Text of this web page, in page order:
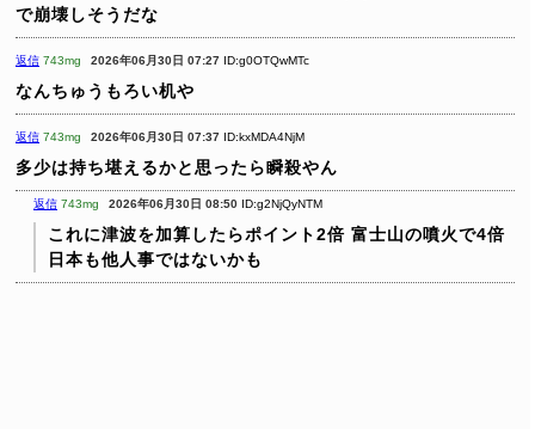
で崩壊しそうだな
返信 743mg 2026年06月30日 07:27 ID:g0OTQwMTc
なんちゅうもろい机や
返信 743mg 2026年06月30日 07:37 ID:kxMDA4NjM
多少は持ち堪えるかと思ったら瞬殺やん
返信 743mg 2026年06月30日 08:50 ID:g2NjQyNTM
これに津波を加算したらポイント2倍 富士山の噴火で4倍
日本も他人事ではないかも